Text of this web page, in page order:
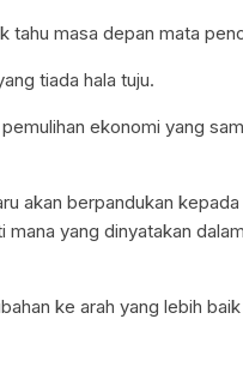
tahu masa depan mata
tiada hala tuju.
ekonomi yang
akan berpandukan
yang dinyatakan
ke arah yang lebih